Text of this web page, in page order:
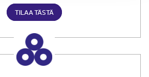
TILAA TÄSTÄ